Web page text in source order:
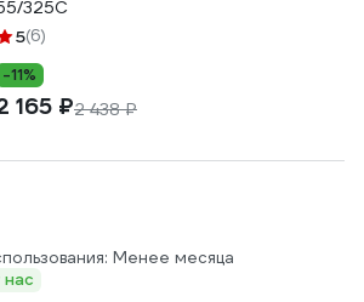
325C
5(6)
-11%
165 ₽2 438 ₽
Менее месяца
нас